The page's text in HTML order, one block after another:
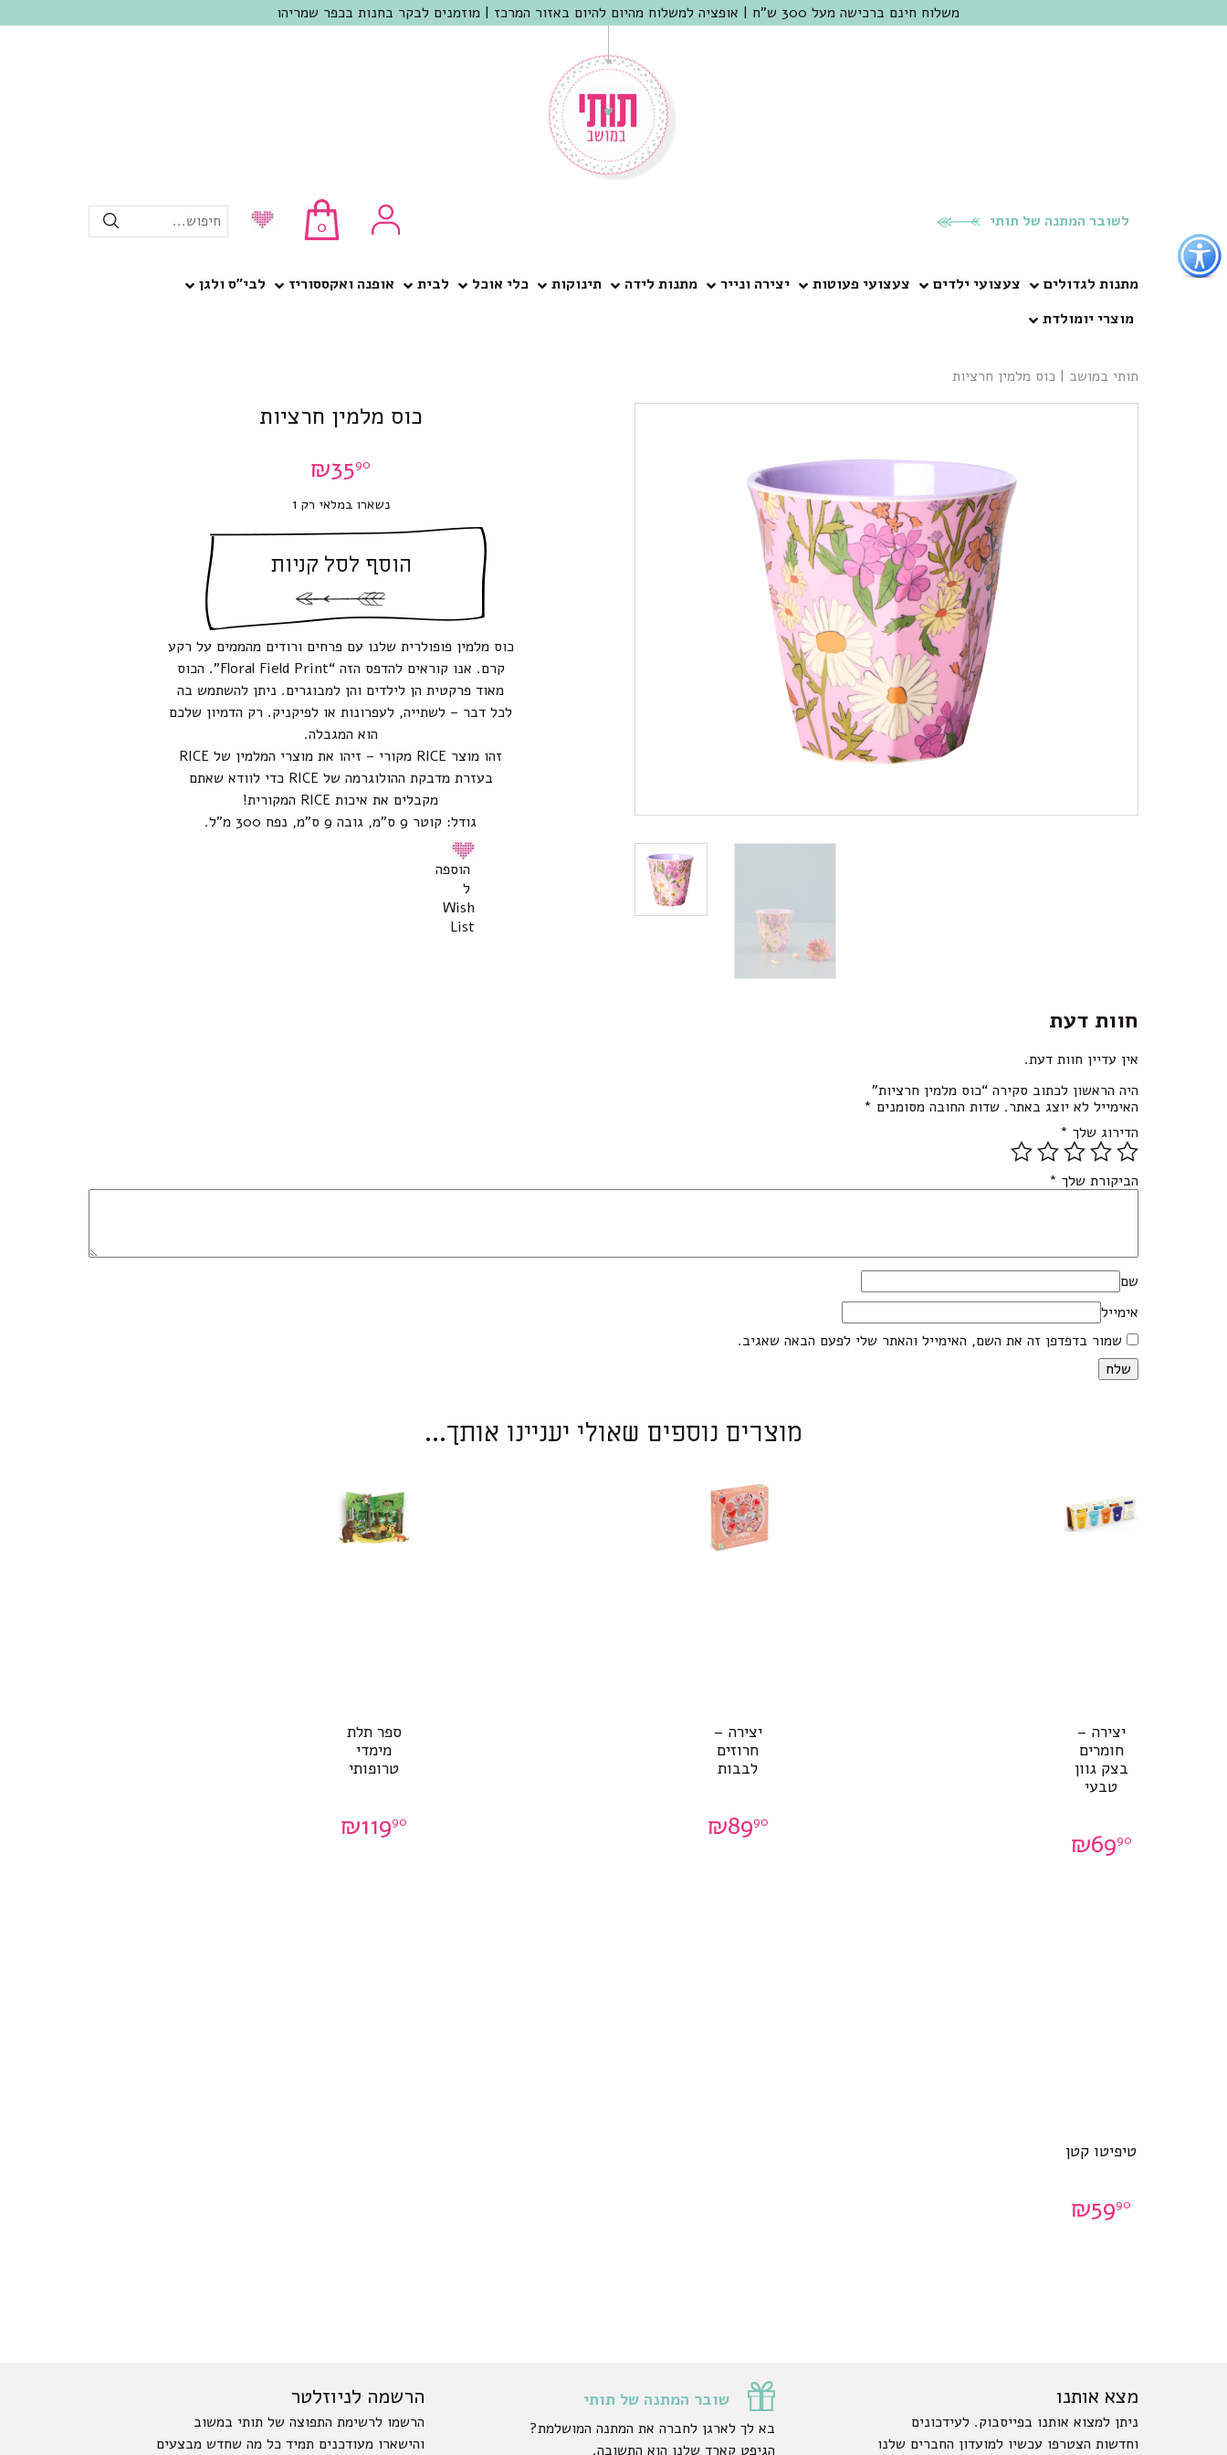
כפתור
לפתיחת
תפריט
נגישות
משלוח חינם ברכישה מעל 300 ש"ח | אופציה למשלוח מהיום להיום באזור המרכז | מוזמנים לבקר בחנות בכפר שמריהו
לשובר המתנה של תותי 0 חיפוש...
מתנות לגדולים צעצועי ילדים צעצועי פעוטות יצירה ונייר מתנות לידה תינוקות כלי אוכל לבית אופנה ואקססוריז
לבי”ס ולגן
מוצרי יומולדת
תותי במושב | כוס מלמין חרציות
כוס מלמין חרציות
₪3590
נשארו במלאי רק 1
הוסף לסל קניות
כוס מלמין פופולרית שלנו עם פרחים ורודים מהממים על רקע
קרם. אנו קוראים להדפס הזה “Floral Field Print”. הכוס
מאוד פרקטית הן לילדים והן למבוגרים. ניתן להשתמש בה
לכל דבר – לשתייה, לעפרונות או לפיקניק. רק הדמיון שלכם
הוא המגבלה.
זהו מוצר RICE מקורי – זיהו את מוצרי המלמין של RICE
בעזרת מדבקת ההולוגרמה של RICE כדי לוודא שאתם
מקבלים את איכות RICE המקורית!
גודל: קוטר 9 ס”מ, גובה 9 ס”מ, נפח 300 מ”ל.
הוספה
ל
Wish
List
חוות דעת
אין עדיין חוות דעת.
היה הראשון לכתוב סקירה “כוס מלמין חרציות”
האימייל לא יוצג באתר. שדות החובה מסומנים *
הדירוג שלך *
הביקורת שלך *
שם
אימייל
שמור בדפדפן זה את השם, האימייל והאתר שלי לפעם הבאה שאגיב.
מוצרים נוספים שאולי יעניינו אותך...
יצירה –
חומרים
בצק גוון
טבעי
₪6990
יצירה –
חרוזים
לבבות
₪8990
ספר תלת
מימדי
טרופותי
₪11990
טיפיטו קטן
₪5990
מצא אותנו
ניתן למצוא אותנו בפייסבוק. לעידכונים
וחדשות הצטרפו עכשיו למועדון החברים שלנו
שובר המתנה של תותי
בא לך לארגן לחברה את המתנה המושלמת?
הגיפט קארד שלנו הוא התשובה.
הרשמה לניוזלטר
הרשמו לרשימת התפוצה של תותי במשוב
והישארו מעודכנים תמיד כל מה שחדש מבצעים